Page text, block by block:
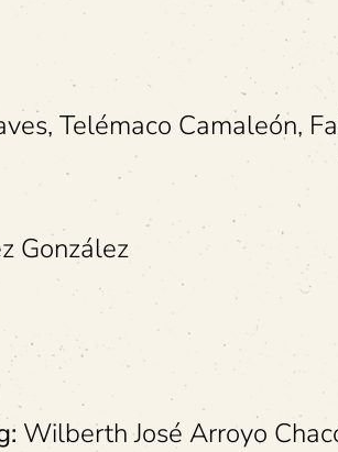
Telémaco Camaleón,
González
Wilberth José Arroyo